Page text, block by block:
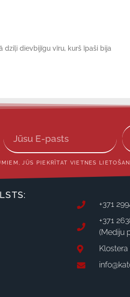
dziļi dievbijīgu vīru, kurš īpaši bija
JŪS PIEKRĪTAT VIETNES
+371
+371
(Mediju